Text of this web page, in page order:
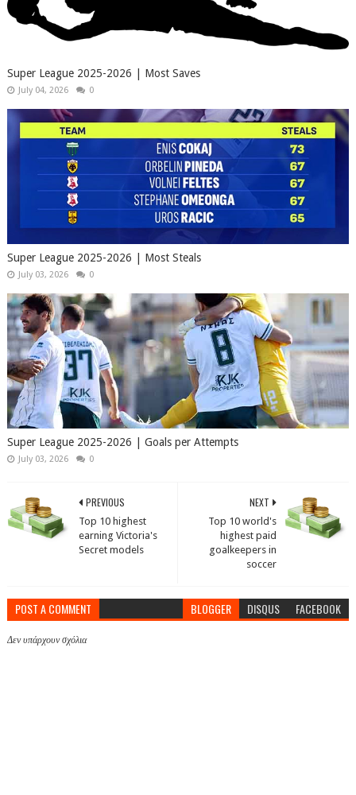
Super League 2025-2026 | Most Saves
July 04, 2026 0
Super League 2025-2026 | Most Steals
July 03, 2026 0
Super League 2025-2026 | Goals per Attempts
July 03, 2026 0
NEXT
Top 10 world's
highest paid
goalkeepers in
soccer
PREVIOUS
Top 10 highest
earning Victoria's
Secret models
POST A COMMENT BLOGGER DISQUS FACEBOOK
Δεν υπάρχουν σχόλια